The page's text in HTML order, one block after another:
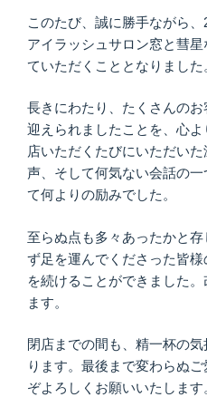
このたび、誠に勝手ながら
アイラッシュサロン窓と彗
ていただくこととなりました
長きにわたり、たくさんの
迎えられましたことを、心
店いただくたびにいただい
声、そして何気ない会話の
て何よりの励みでした。
至らぬ点も多々あったかと
ず足を運んでくださった皆
を続けることができました
ます。
閉店までの間も、精一杯の
ります。最後まで変わらぬ
ぞよろしくお願いいたします